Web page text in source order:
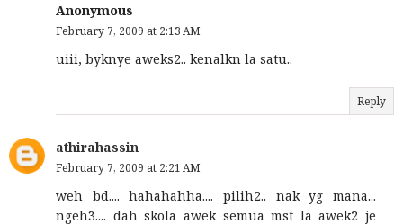
Anonymous
February 7, 2009 at 2:13 AM
uiii, byknye aweks2.. kenalkn la satu..
Reply
athirahassin
February 7, 2009 at 2:21 AM
weh bd.... hahahahha.... pilih2.. nak yg mana...
ngeh3.... dah skola awek semua mst la awek2 je